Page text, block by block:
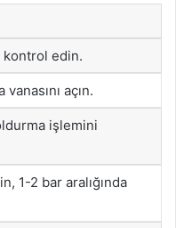
kontrol edin.
açın.
işlemini
1-2 bar aralığında